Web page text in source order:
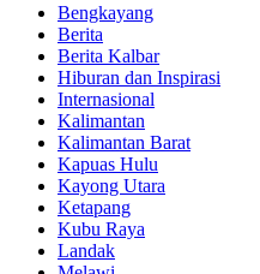
Bengkayang
Berita
Berita Kalbar
Hiburan dan Inspirasi
Internasional
Kalimantan
Kalimantan Barat
Kapuas Hulu
Kayong Utara
Ketapang
Kubu Raya
Landak